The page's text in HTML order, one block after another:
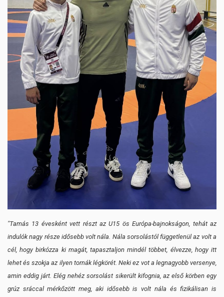
"Tamás 13 évesként vett részt az U15 ös Európa-bajnokságon, tehát az
indulók nagy része idősebb volt nála. Nála sorsolástól függetlenül az volt a
cél, hogy birkózza ki magát, tapasztaljon mindél többet, élvezze, hogy itt
lehet és szokja az ilyen tornák légkörét. Neki ez vot a legnagyobb versenye,
amin eddig járt. Elég nehéz sorsolást sikerült kifognia, az első körben egy
grúz sráccal mérkőzött meg, aki idősebb is volt nála és fizikálisan is